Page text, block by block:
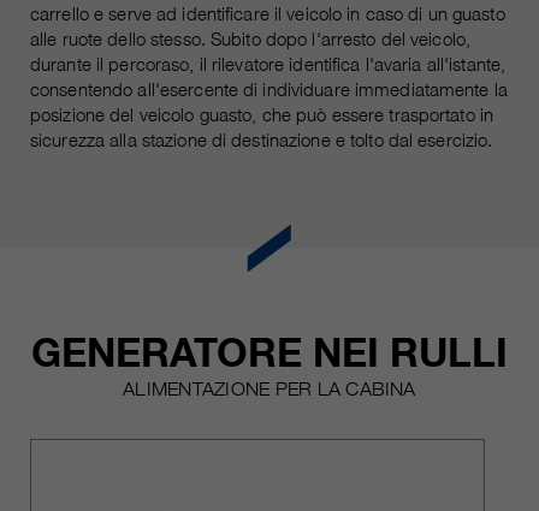
carrello e serve ad identificare il veicolo in caso di un guasto
alle ruote dello stesso. Subito dopo l'arresto del veicolo,
durante il percoraso, il rilevatore identifica l'avaria all'istante,
consentendo all'esercente di individuare immediatamente la
posizione del veicolo guasto, che può essere trasportato in
sicurezza alla stazione di destinazione e tolto dal esercizio.
GENERATORE NEI RULLI
ALIMENTAZIONE PER LA CABINA